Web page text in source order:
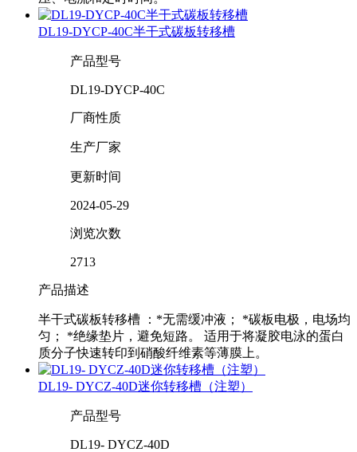
DL19-DYCP-40C半干式碳板转移槽
产品型号
DL19-DYCP-40C
厂商性质
生产厂家
更新时间
2024-05-29
浏览次数
2713
产品描述
半干式碳板转移槽 ：*无需缓冲液； *碳板电极，电场均
匀； *绝缘垫片，避免短路。 适用于将凝胶电泳的蛋白
质分子快速转印到硝酸纤维素等薄膜上。
DL19- DYCZ-40D迷你转移槽（注塑）
产品型号
DL19- DYCZ-40D